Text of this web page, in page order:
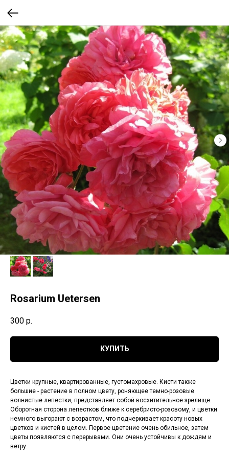
Rosarium Uetersen
300 р.
КУПИТЬ
Цветки крупные, квартированные, густомахровые. Кисти также
большие - растение в полном цвету, роняющее темно-розовые
волнистые лепестки, представляет собой восхитительное зрелище.
Оборотная сторона лепестков ближе к серебристо-розовому, и цветки
немного выгорают с возрастом, что подчеркивает красоту новых
цветков и кистей в целом. Первое цветение очень обильное, затем
цветы появляются с перерывами. Они очень устойчивы к дождям и
ветру.